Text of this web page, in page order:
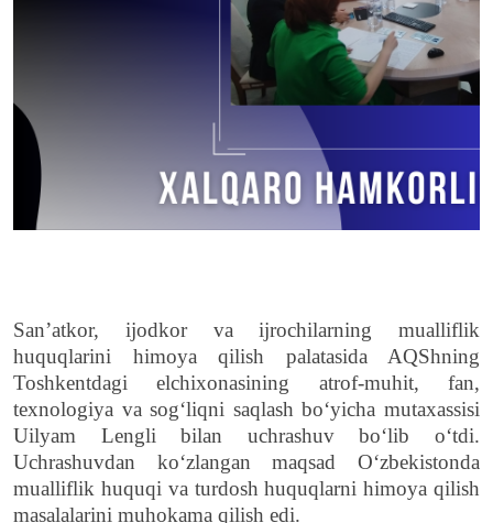
San’atkor, ijodkor va ijrochilarning mualliflik
huquqlarini himoya qilish palatasida AQShning
Toshkentdagi elchixonasining atrof-muhit, fan,
texnologiya va sog‘liqni saqlash bo‘yicha mutaxassisi
Uilyam Lengli bilan uchrashuv bo‘lib o‘tdi.
Uchrashuvdan koʻzlangan maqsad Oʻzbekistonda
mualliflik huquqi va turdosh huquqlarni himoya qilish
masalalarini muhokama qilish edi.